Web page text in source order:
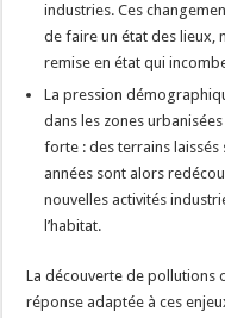
industries. Ces
de faire un état des lieux,
remise en état qui
La pression
dans les zones
forte : des terrains
années sont alors
nouvelles activités
l’habitat.
La découverte de pollutions
réponse adaptée à ces